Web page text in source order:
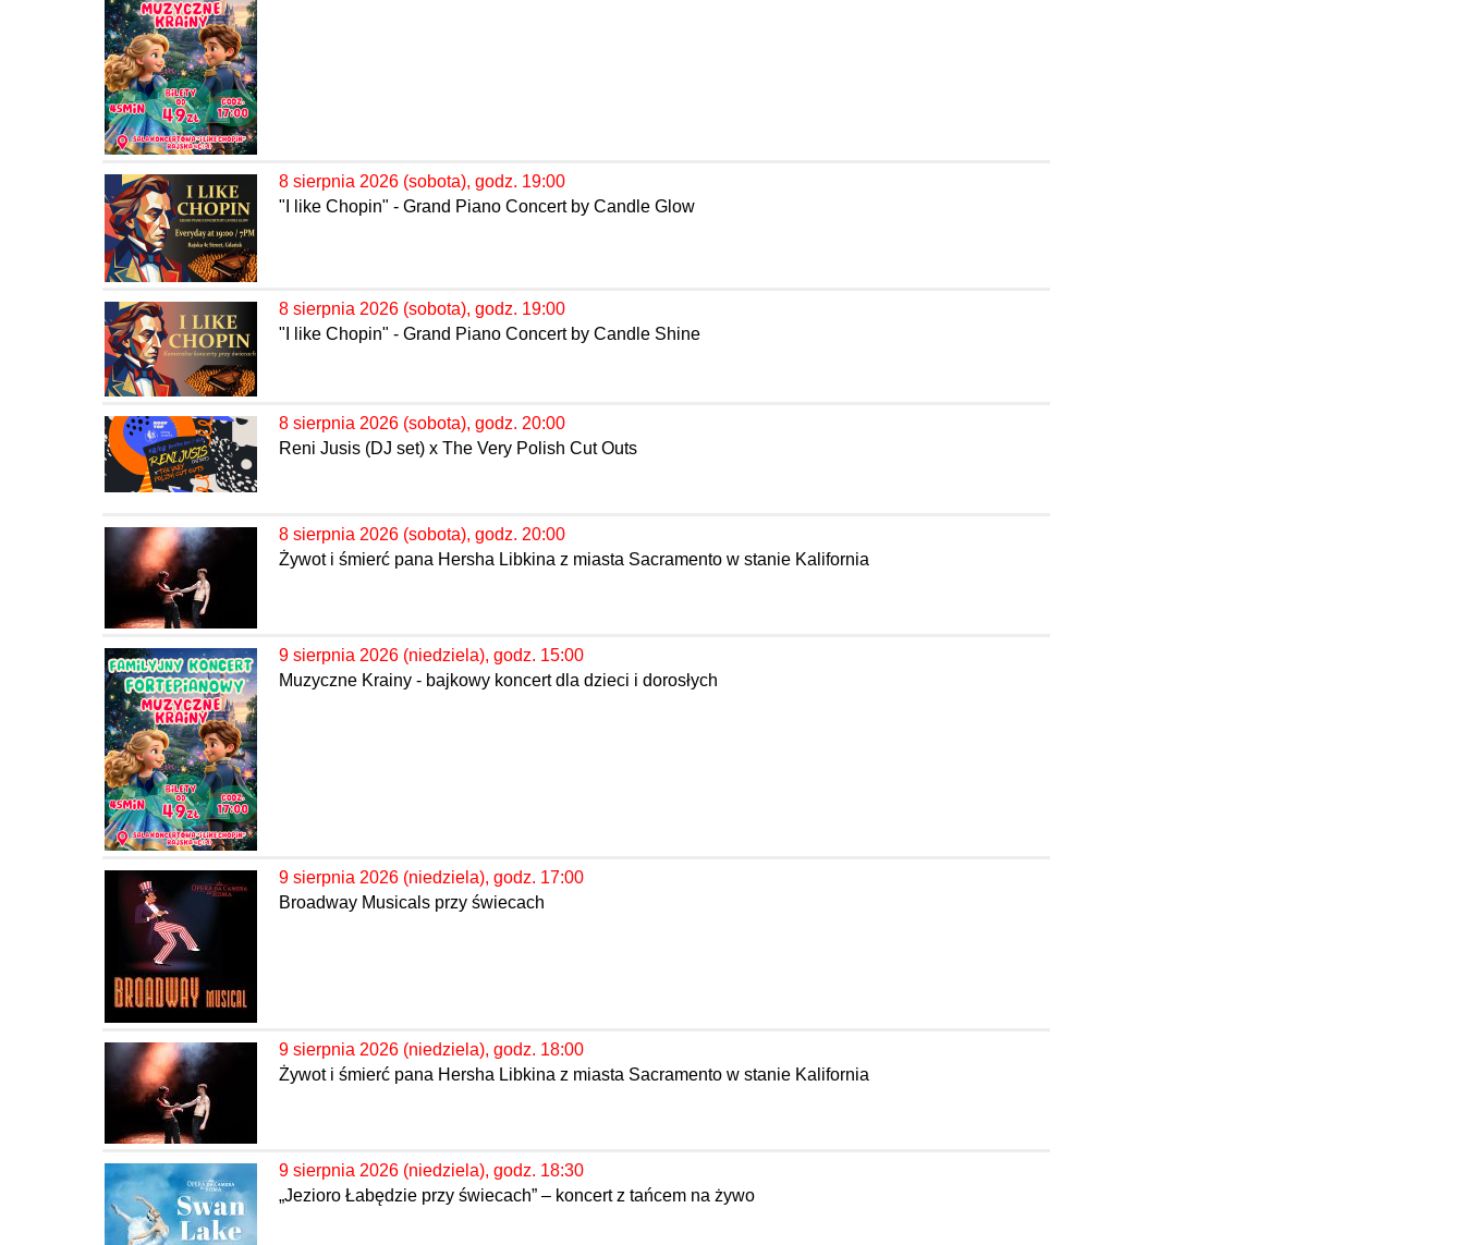
8 sierpnia 2026 (sobota), godz. 19:00
"I like Chopin" - Grand Piano Concert by Candle Glow
8 sierpnia 2026 (sobota), godz. 19:00
"I like Chopin" - Grand Piano Concert by Candle Shine
8 sierpnia 2026 (sobota), godz. 20:00
Reni Jusis (DJ set) x The Very Polish Cut Outs
8 sierpnia 2026 (sobota), godz. 20:00
Żywot i śmierć pana Hersha Libkina z miasta Sacramento w stanie Kalifornia
9 sierpnia 2026 (niedziela), godz. 15:00
Muzyczne Krainy - bajkowy koncert dla dzieci i dorosłych
9 sierpnia 2026 (niedziela), godz. 17:00
Broadway Musicals przy świecach
9 sierpnia 2026 (niedziela), godz. 18:00
Żywot i śmierć pana Hersha Libkina z miasta Sacramento w stanie Kalifornia
9 sierpnia 2026 (niedziela), godz. 18:30
„Jezioro Łabędzie przy świecach” – koncert z tańcem na żywo